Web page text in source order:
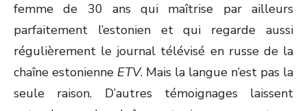
femme de 30 ans qui maîtrise par ailleurs
parfaitement l’estonien et qui regarde aussi
régulièrement le journal télévisé en russe de la
chaîne estonienne ETV. Mais la langue n’est pas la
seule raison. D’autres témoignages laissent